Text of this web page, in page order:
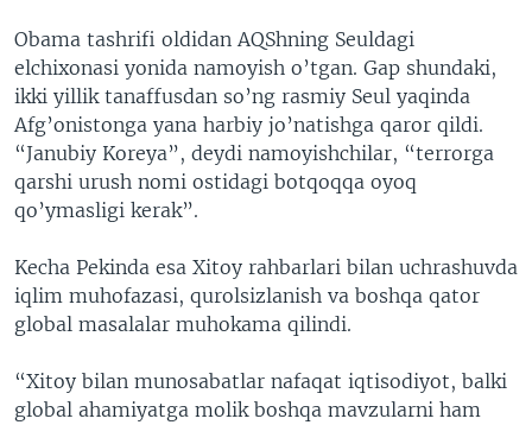
Obama tashrifi oldidan AQShning Seuldagi
elchixonasi yonida namoyish o’tgan. Gap shundaki,
ikki yillik tanaffusdan so’ng rasmiy Seul yaqinda
Afg’onistonga yana harbiy jo’natishga qaror qildi.
“Janubiy Koreya”, deydi namoyishchilar, “terrorga
qarshi urush nomi ostidagi botqoqqa oyoq
qo’ymasligi kerak”.
Kecha Pekinda esa Xitoy rahbarlari bilan uchrashuvda
iqlim muhofazasi, qurolsizlanish va boshqa qator
global masalalar muhokama qilindi.
“Xitoy bilan munosabatlar nafaqat iqtisodiyot, balki
global ahamiyatga molik boshqa mavzularni ham